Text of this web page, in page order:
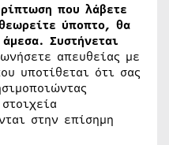
που λάβετε
ύποπτο, θα
Συστήνεται
απευθείας με
υποτίθεται ότι σας
στην επίσημη